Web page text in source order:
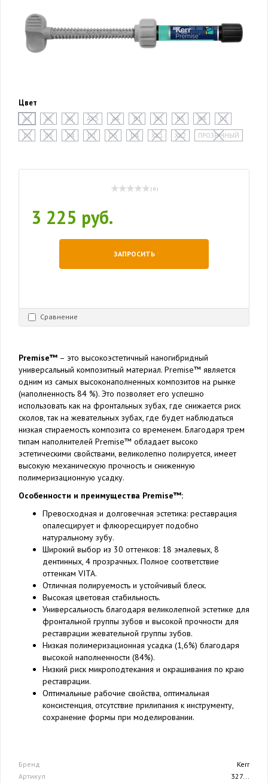
Цвет
A1 A2 A3 A3,5 A4 B1 B2 B3 B4
C1
C2
C3 C4 D2 D3 D4 XL1 XL2 ПРОЗРАЧНЫЙ
( 0 )
3 225 руб.
ЗАПРОСИТЬ
Сравнение
Premise™ – это высокоэстетичный наногибридный
универсальный композитный материал. Premise™ является
одним из самых высоконаполненных композитов на рынке
(наполненность 84 %). Это позволяет его успешно
использовать как на фронтальных зубах, где снижается риск
сколов, так на жевательных зубах, где будет наблюдаться
низкая стираемость композита со временем. Благодаря трем
типам наполнителей Premise™ обладает высоко
эстетическими свойствами, великолепно полируется, имеет
высокую механическую прочность и сниженную
полимеризационную усадку.
Особенности и преимущества Premise™:
Превосходная и долговечная эстетика: реставрация
опалесцирует и флюоресцирует подобно
натуральному зубу.
Широкий выбор из 30 оттенков: 18 эмалевых, 8
дентинных, 4 прозрачных. Полное соответствие
оттенкам VITA.
Отличная полируемость и устойчивый блеск.
Высокая цветовая стабильность.
Универсальность благодаря великолепной эстетике для
фронтальной группы зубов и высокой прочности для
реставрации жевательной группы зубов.
Низкая полимеризационная усадка (1,6%) благодаря
высокой наполненности (84%).
Низкий риск микроподтекания и окрашивания по краю
реставрации.
Оптимальные рабочие свойства, оптимальная
консистенция, отсутствие прилипания к инструменту,
сохранение формы при моделировании.
Бренд
Kerr
Артикул
327...